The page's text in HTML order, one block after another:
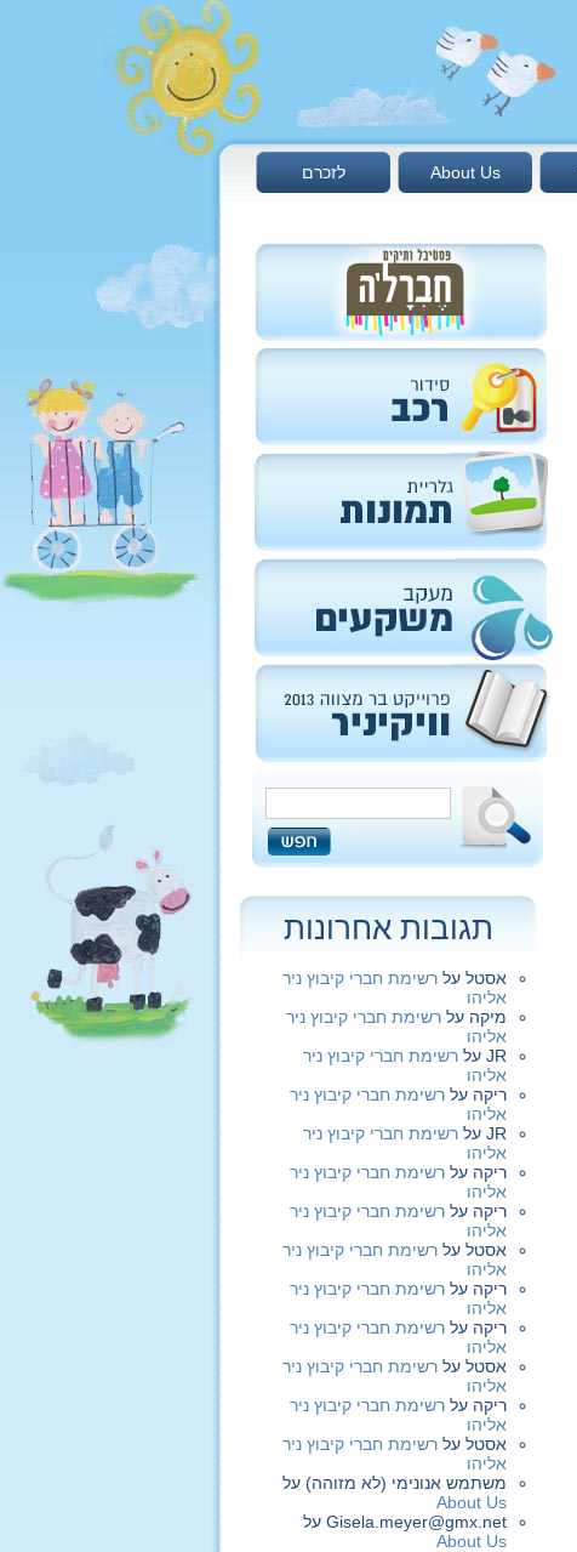
לזכרם About Us
תגובות אחרונות
אסטל על רשימת חברי קיבוץ ניר
אליהו
מיקה על רשימת חברי קיבוץ ניר
אליהו
JR על רשימת חברי קיבוץ ניר
אליהו
ריקה על רשימת חברי קיבוץ ניר
אליהו
JR על רשימת חברי קיבוץ ניר
אליהו
ריקה על רשימת חברי קיבוץ ניר
אליהו
ריקה על רשימת חברי קיבוץ ניר
אליהו
אסטל על רשימת חברי קיבוץ ניר
אליהו
ריקה על רשימת חברי קיבוץ ניר
אליהו
ריקה על רשימת חברי קיבוץ ניר
אליהו
אסטל על רשימת חברי קיבוץ ניר
אליהו
ריקה על רשימת חברי קיבוץ ניר
אליהו
אסטל על רשימת חברי קיבוץ ניר
אליהו
משתמש אנונימי (לא מזוהה) על
About Us
Gisela.meyer@gmx.net על
About Us